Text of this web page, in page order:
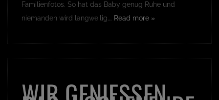
Familienfotos. So hat das Baby genug Ruhe und
niemanden wird langweilig….
Read more »